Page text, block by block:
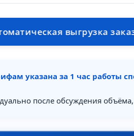
выгрузка заказов
указана за 1 час работы
после обсуждения